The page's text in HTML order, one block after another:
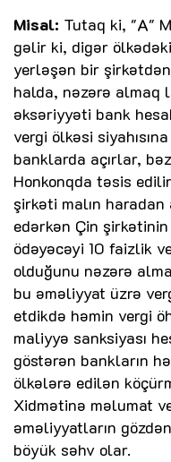
Misal: Tutaq ki, "A"
gəlir ki, digər
yerləşən bir
halda, nəzərə almaq
əksəriyyəti bank
vergi ölkəsi
banklarda açırlar,
Honkonqda təsis
şirkəti malın haradan
edərkən Çin
ödəyəcəyi 10 faizlik
olduğunu nəzərə
bu əməliyyat üzrə
etdikdə həmin vergi
maliyyə sanksiyası
göstərən bankların
ölkələrə edilən
Xidmətinə məlumat
əməliyyatların
böyük səhv olar.